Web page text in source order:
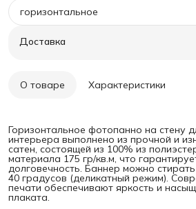
горизонтальное
Доставка
О товаре Характеристики
Горизонтальное фотопанно на стену
интерьера выполнено из прочной и
сатен, состоящей из 100% из
материала 175 гр/кв.м, что
долговечность. Баннер можно
40 градусов (деликатный режим).
печати обеспечивают яркость и
плаката.